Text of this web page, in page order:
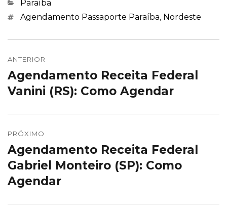
Categorias
Paraíba
Marcações
Agendamento Passaporte Paraíba, Nordeste
de
Post
ANTERIOR
Post
anterior:
Agendamento Receita Federal
Vanini (RS): Como Agendar
PRÓXIMO
Próximo
post:
Agendamento Receita Federal
Gabriel Monteiro (SP): Como
Agendar